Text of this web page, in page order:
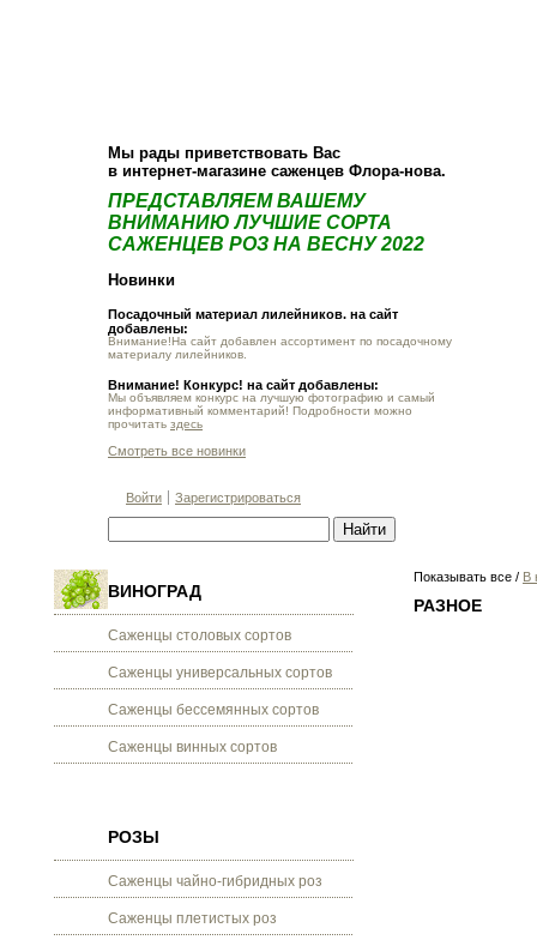
Мы рады приветствовать Вас
в интернет-магазине саженцев Флора-нова.
ПРЕДСТАВЛЯЕМ ВАШЕМУ
ВНИМАНИЮ ЛУЧШИЕ СОРТА
САЖЕНЦЕВ РОЗ НА ВЕСНУ 2022
Новинки
Посадочный материал лилейников. на сайт
добавлены:
Внимание!На сайт добавлен ассортимент по посадочному
материалу лилейников.
Внимание! Конкурс! на сайт добавлены:
Мы объявляем конкурс на лучшую фотографию и самый
информативный комментарий! Подробности можно
прочитать здесь
Смотреть все новинки
Войти Зарегистрироваться
ВИНОГРАД
Саженцы столовых сортов
Саженцы универсальных сортов
Саженцы бессемянных сортов
Саженцы винных сортов
РОЗЫ
Саженцы чайно-гибридных роз
Саженцы плетистых роз
Показывать все / В
РАЗНОЕ